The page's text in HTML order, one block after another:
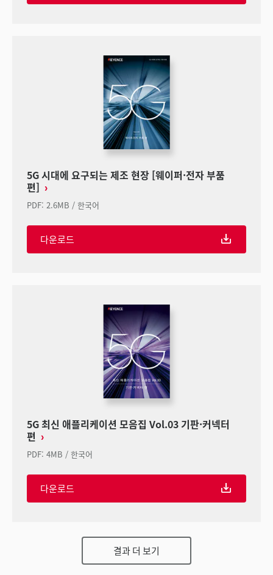
5G 시대에 요구되는 제조 현장 [웨이퍼·전자 부품
편]
PDF: 2.6MB / 한국어
다운로드
5G 최신 애플리케이션 모음집 Vol.03 기판·커넥터
편
PDF: 4MB / 한국어
다운로드
결과 더 보기